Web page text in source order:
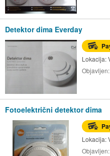
Detektor dima Everday
Lokacija:
Objavljen:
Fotoelektrični detektor dima
Lokacija:
Objavljen: